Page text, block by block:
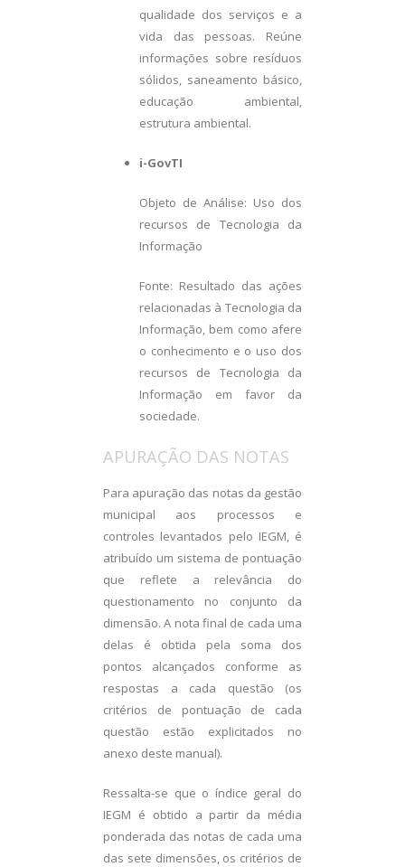
qualidade dos serviços e a
vida das pessoas. Reúne
informações sobre resíduos
sólidos, saneamento básico,
educação ambiental,
estrutura ambiental.
i-GovTI
Objeto de Análise: Uso dos
recursos de Tecnologia da
Informação
Fonte: Resultado das ações
relacionadas à Tecnologia da
Informação, bem como afere
o conhecimento e o uso dos
recursos de Tecnologia da
Informação em favor da
sociedade.
APURAÇÃO DAS NOTAS
Para apuração das notas da gestão
municipal aos processos e
controles levantados pelo IEGM, é
atribuído um sistema de pontuação
que reflete a relevância do
questionamento no conjunto da
dimensão. A nota final de cada uma
delas é obtida pela soma dos
pontos alcançados conforme as
respostas a cada questão (os
critérios de pontuação de cada
questão estão explicitados no
anexo deste manual).
Ressalta-se que o índice geral do
IEGM é obtido a partir da média
ponderada das notas de cada uma
das sete dimensões, os critérios de